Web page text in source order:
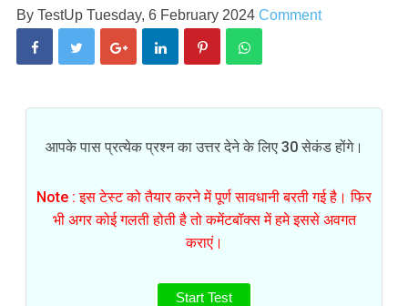
By TestUp Tuesday, 6 February 2024 Comment
आपके पास प्रत्येक प्रश्न का उत्तर देने के लिए 30 सेकंड होंगे।
Note : इस टेस्ट को तैयार करने में पूर्ण सावधानी बरती गई है। फिर
भी अगर कोई गलती होती है तो कमेंटबॉक्स में हमे इससे अवगत
कराएं।
Start Test